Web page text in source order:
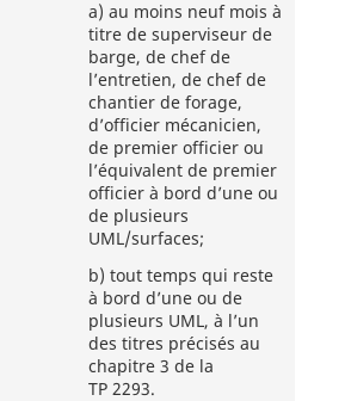
a) au moins neuf mois à
titre de superviseur de
barge, de chef de
l’entretien, de chef de
chantier de forage,
d’officier mécanicien,
de premier officier ou
l’équivalent de premier
officier à bord d’une ou
de plusieurs
UML/surfaces;
b) tout temps qui reste
à bord d’une ou de
plusieurs UML, à l’un
des titres précisés au
chapitre 3 de la
TP 2293.